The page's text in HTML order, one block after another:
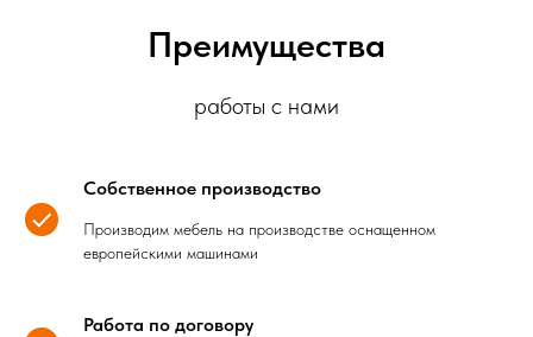
Преимущества
работы с нами
Собственное производство
Производим мебель на производстве оснащенном
европейскими машинами
Работа по договору